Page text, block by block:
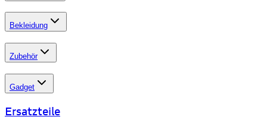
Bekleidung
Zubehör
Gadget
Ersatzteile